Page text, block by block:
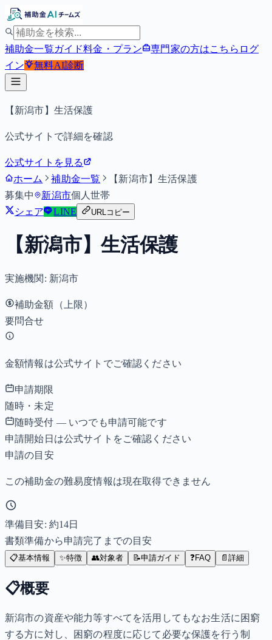
補助金一覧ガイド料金・プラン 専門家の方はこちら ログ
イン
無料AI診断
【新潟市】生活保護
公式サイトで詳細を確認
公式サイトを見る
ホーム
補助金一覧
【新潟市】生活保護
募集中
新潟市個人世帯
シェア
LINE URLコピー
【新潟市】生活保護
実施機関: 新潟市
補助金額（上限）
要問合せ
金額情報は公式サイトでご確認ください
申請期限
随時・未定
随時受付 — いつでも申請可能です
申請開始日は公式サイトをご確認ください
申請の目安
この補助金の難易度情報は現在取得できません
準備目安: 約14日
書類準備から申請完了までの目安
📋基本情報 ✨特徴 👥対象者 📝申請ガイド ❓FAQ 📄 詳細
📋概要
新潟市の資産や能力等すべてを活用してもなお生活に困窮
する方に対し、困窮の程度に応じて必要な保護を行う制